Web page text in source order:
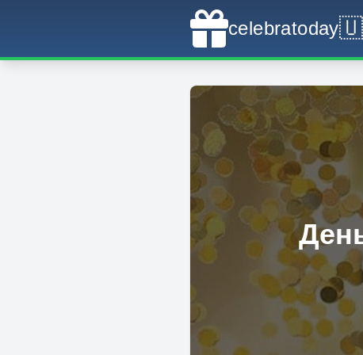
celebratoday